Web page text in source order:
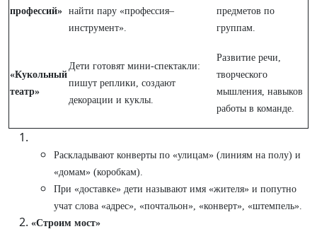
профессий» найти пару «профессия–
инструмент».
предметов по
группам.
«Кукольный
театр»
Дети готовят мини-спектакли:
пишут реплики, создают
декорации и куклы.
Развитие речи,
творческого
мышления, навыков
работы в команде.
Раскладывают конверты по «улицам» (линиям на полу) и
«домам» (коробкам).
При «доставке» дети называют имя «жителя» и попутно
учат слова «адрес», «почтальон», «конверт», «штемпель».
«Строим мост»